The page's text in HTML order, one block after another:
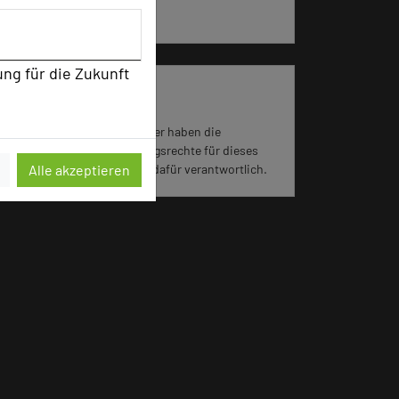
für die Zukunft
Alle akzeptieren
aufgerufen.
Für die Verwendung der Bilder haben die
jeweiligen Hotels die Nutzungsrechte für dieses
Portal eingeräumt und sind dafür verantwortlich.